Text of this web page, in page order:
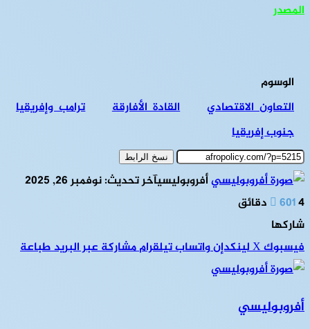
المصدر
الوسوم
التعاون الاقتصادي
القادة الأفارقة
ترامب وإفريقيا
جنوب إفريقيا
نسخ الرابط
أفروبوليسيآخر تحديث: نوفمبر 26, 2025
6014 دقائق
شاركها
فيسبوك‫Xلينكدإنواتسابتيلقراممشاركة عبر البريدطباعة
أفروبوليسي